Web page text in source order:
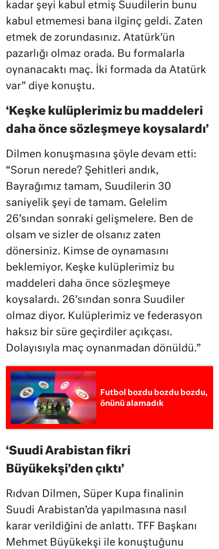
kadar şeyi kabul etmiş Suudilerin bunu
kabul etmemesi bana ilginç geldi. Zaten
etmek de zorundasınız. Atatürk’ün
pazarlığı olmaz orada. Bu formalarla
oynanacaktı maç. İki formada da Atatürk
var” diye konuştu.
‘Keşke kulüplerimiz bu maddeleri
daha önce sözleşmeye koysalardı’
Dilmen konuşmasına şöyle devam etti:
“Sorun nerede? Şehitleri andık,
Bayrağımız tamam, Suudilerin 30
saniyelik şeyi de tamam. Gelelim
26’sından sonraki gelişmelere. Ben de
olsam ve sizler de olsanız zaten
dönersiniz. Kimse de oynamasını
beklemiyor. Keşke kulüplerimiz bu
maddeleri daha önce sözleşmeye
koysalardı. 26’sından sonra Suudiler
olmaz diyor. Kulüplerimiz ve federasyon
haksız bir süre geçirdiler açıkçası.
Dolayısıyla maç oynanmadan dönüldü.”
Futbol bozdu bozdu bozdu,
önünü alamadık
‘Suudi Arabistan fikri
Büyükekşi’den çıktı’
Rıdvan Dilmen, Süper Kupa finalinin
Suudi Arabistan’da yapılmasına nasıl
karar verildiğini de anlattı. TFF Başkanı
Mehmet Büyükekşi ile konuştuğunu